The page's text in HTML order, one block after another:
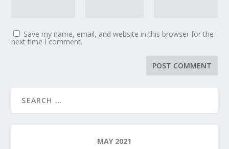
Save my name, email, and website in this browser for the
next time I comment.
MAY 2021